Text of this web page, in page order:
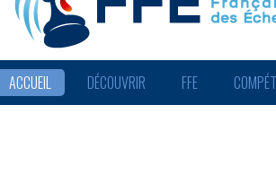
ACCUEIL DÉCOUVRIR FFE